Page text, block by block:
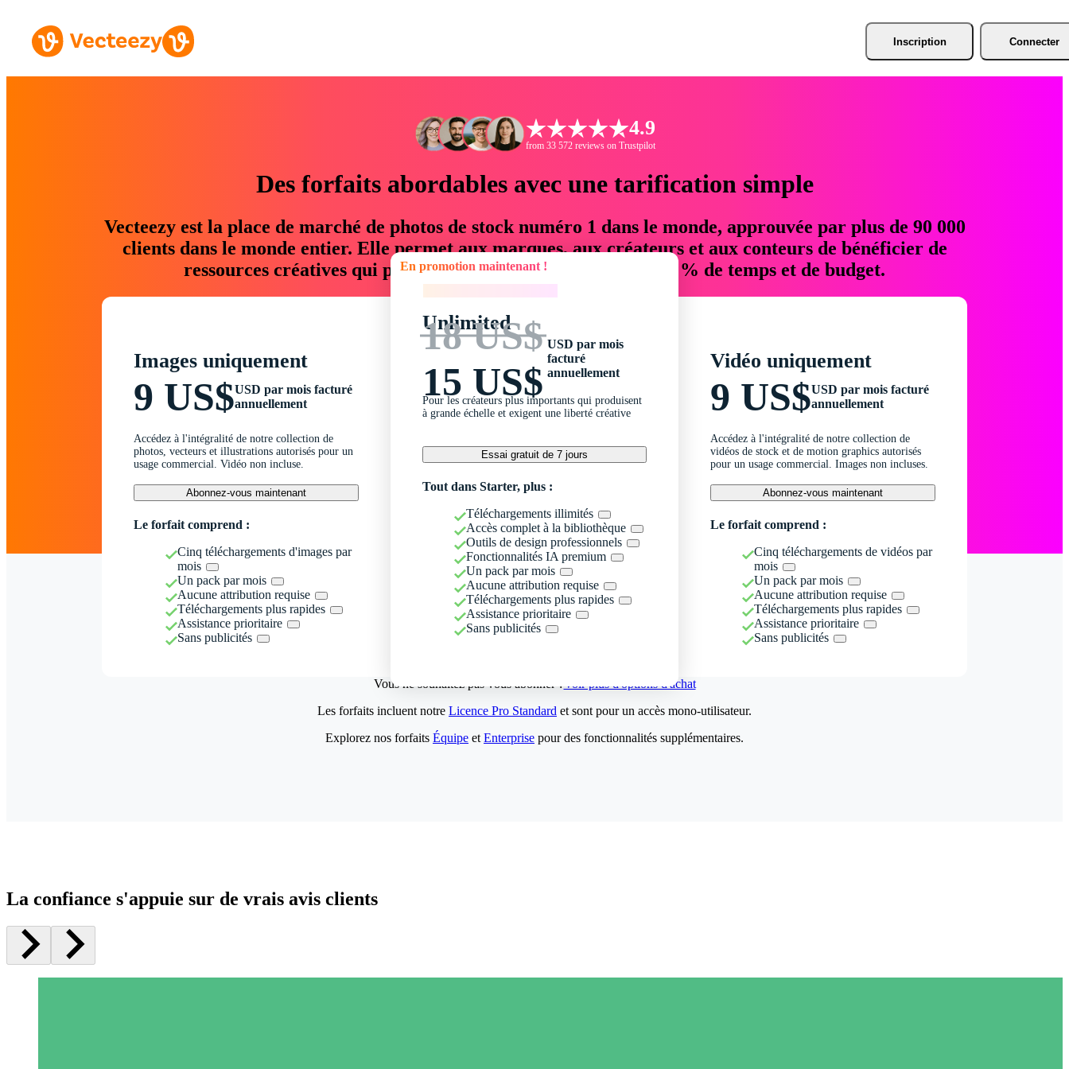
Inscription Connecter
4.9
from 33 572 reviews on Trustpilot
Des forfaits abordables avec une tarification simple
Vecteezy est la place de marché de photos de stock numéro 1 dans le monde, approuvée par plus de 90 000
clients dans le monde entier. Elle permet aux marques, aux créateurs et aux conteurs de bénéficier de
ressources créatives qui permettent d'économiser jusqu'à 76 % de temps et de budget.
Images uniquement
9 US$USD par mois facturé
annuellement
Accédez à l'intégralité de notre collection de
photos, vecteurs et illustrations autorisés pour un
usage commercial. Vidéo non incluse.
Abonnez-vous maintenant
Le forfait comprend :
Cinq téléchargements d'images par
mois
Un pack par mois
Aucune attribution requise
Téléchargements plus rapides
Assistance prioritaire
Sans publicités
En promotion maintenant !
Unlimited
18 US$
15 US$
USD par mois
facturé
annuellement
Pour les créateurs plus importants qui produisent
à grande échelle et exigent une liberté créative
Essai gratuit de 7 jours
Tout dans Starter, plus :
Téléchargements illimités
Accès complet à la bibliothèque
Outils de design professionnels
Fonctionnalités IA premium
Un pack par mois
Aucune attribution requise
Téléchargements plus rapides
Assistance prioritaire
Sans publicités
Vidéo uniquement
9 US$USD par mois facturé
annuellement
Accédez à l'intégralité de notre collection de
vidéos de stock et de motion graphics autorisés
pour un usage commercial. Images non incluses.
Abonnez-vous maintenant
Le forfait comprend :
Cinq téléchargements de vidéos par
mois
Un pack par mois
Aucune attribution requise
Téléchargements plus rapides
Assistance prioritaire
Sans publicités
Vous ne souhaitez pas vous abonner ?Voir plus d'options d'achat
Les forfaits incluent notre Licence Pro Standard et sont pour un accès mono-utilisateur.
Explorez nos forfaits Équipe et Enterprise pour des fonctionnalités supplémentaires.
La confiance s'appuie sur de vrais avis clients